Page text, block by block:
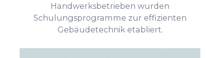
Handwerksbetrieben wurden
Schulungsprogramme zur effizienten
Gebäudetechnik etabliert.